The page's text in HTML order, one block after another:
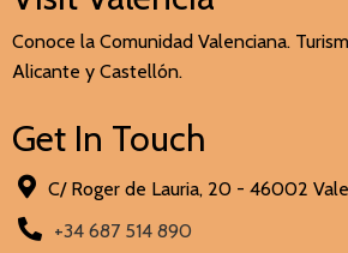
Conoce la Comunidad Valenciana.
Alicante y Castellón.
Get In Touch
C/ Roger de Lauria, 20 - 46002
+34 687 514 890